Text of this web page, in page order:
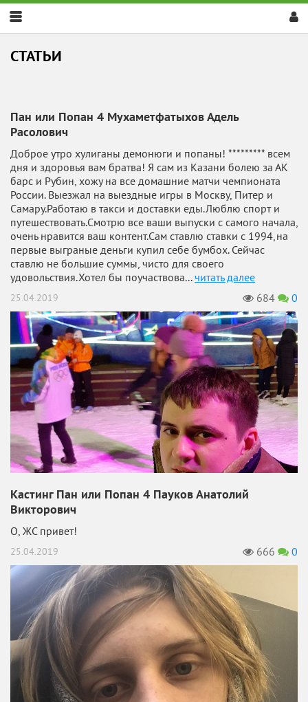
Скрыть
меню
СТАТЬИ
Пан или Попан 4 Мухаметфатыхов Адель
Расолович
Доброе утро хулиганы демонюги и попаны! ********* всем
дня и здоровья вам братва! Я сам из Казани болею за АК
барс и Рубин, хожу на все домашние матчи чемпионата
России. Выезжал на выездные игры в Москву, Питер и
Самару.Работаю в такси и доставки еды.Люблю спорт и
путешествовать.Смотрю все ваши выпуски с самого начала,
очень нравится ваш контент.Сам ставлю ставки с 1994,на
первые выграные деньги купил себе бумбох. Сейчас
ставлю не большие суммы, чисто для своего
удовольствия.Хотел бы поучаствова...читать далее
25.04.2019 684 0
Кастинг Пан или Попан 4 Пауков Анатолий
Викторович
О, ЖС привет!
25.04.2019 666 0